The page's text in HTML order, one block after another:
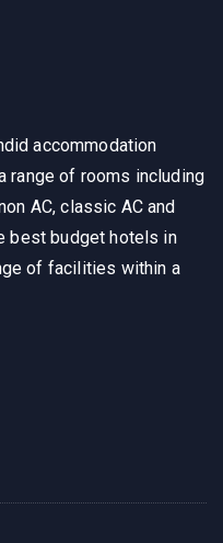
accommodation
range of rooms including
AC, classic AC and
best budget hotels in
of facilities within a